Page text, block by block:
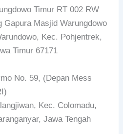
Timur RT 002 RW
Gapura Masjid Warungdowo
Kec. Pohjentrek,
Timur 67171
No. 59, (Depan Mess
Kec. Colomadu,
Jawa Tengah